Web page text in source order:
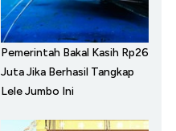
Pemerintah Bakal Kasih Rp26
Juta Jika Berhasil Tangkap
Lele Jumbo Ini